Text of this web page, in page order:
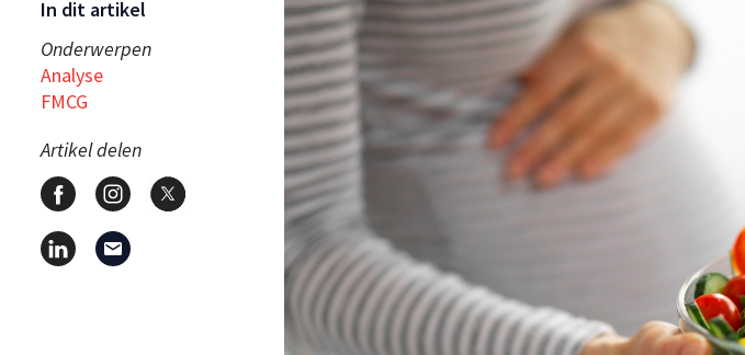
In dit artikel
Onderwerpen
Analyse
FMCG
Artikel delen